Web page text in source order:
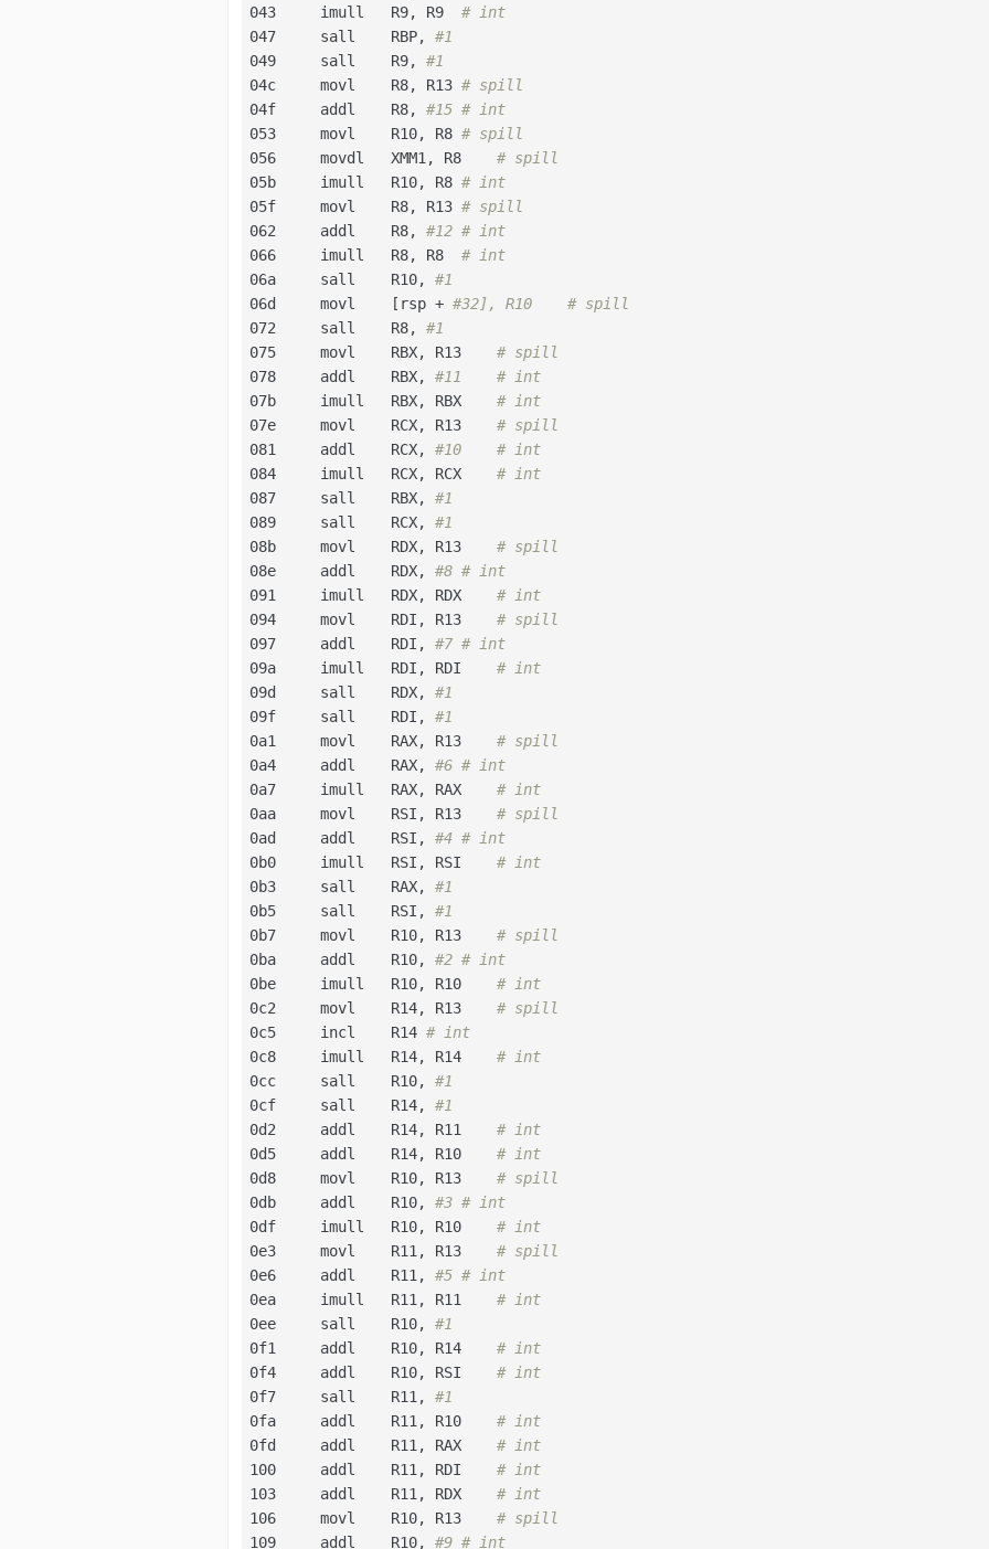
043     imull   R9, R9 # int
047     sall    RBP, #1
049     sall    R9, #1
04c     movl    R8, R13 # spill
04f     addl    R8, #15 # int
053     movl    R10, R8 # spill
056     movdl   XMM1, R8 # spill
05b     imull   R10, R8 # int
05f     movl    R8, R13 # spill
062     addl    R8, #12 # int
066     imull   R8, R8 # int
06a     sall    R10, #1
06d     movl    [rsp + #32], R10    # spill
072     sall    R8, #1
075     movl    RBX, R13 # spill
078     addl    RBX, #11    # int
07b     imull   RBX, RBX # int
07e     movl    RCX, R13 # spill
081     addl    RCX, #10    # int
084     imull   RCX, RCX # int
087     sall    RBX, #1
089     sall    RCX, #1
08b     movl    RDX, R13 # spill
08e     addl    RDX, #8 # int
091     imull   RDX, RDX # int
094     movl    RDI, R13 # spill
097     addl    RDI, #7 # int
09a     imull   RDI, RDI # int
09d     sall    RDX, #1
09f     sall    RDI, #1
0a1     movl    RAX, R13 # spill
0a4     addl    RAX, #6 # int
0a7     imull   RAX, RAX # int
0aa     movl    RSI, R13 # spill
0ad     addl    RSI, #4 # int
0b0     imull   RSI, RSI # int
0b3     sall    RAX, #1
0b5     sall    RSI, #1
0b7     movl    R10, R13 # spill
0ba     addl    R10, #2 # int
0be     imull   R10, R10 # int
0c2     movl    R14, R13 # spill
0c5     incl    R14 # int
0c8     imull   R14, R14 # int
0cc     sall    R10, #1
0cf     sall    R14, #1
0d2     addl    R14, R11 # int
0d5     addl    R14, R10 # int
0d8     movl    R10, R13 # spill
0db     addl    R10, #3 # int
0df     imull   R10, R10 # int
0e3     movl    R11, R13 # spill
0e6     addl    R11, #5 # int
0ea     imull   R11, R11 # int
0ee     sall    R10, #1
0f1     addl    R10, R14 # int
0f4     addl    R10, RSI # int
0f7     sall    R11, #1
0fa     addl    R11, R10 # int
0fd     addl    R11, RAX # int
100     addl    R11, RDI # int
103     addl    R11, RDX # int
106     movl    R10, R13 # spill
109     addl    R10, #9 # int